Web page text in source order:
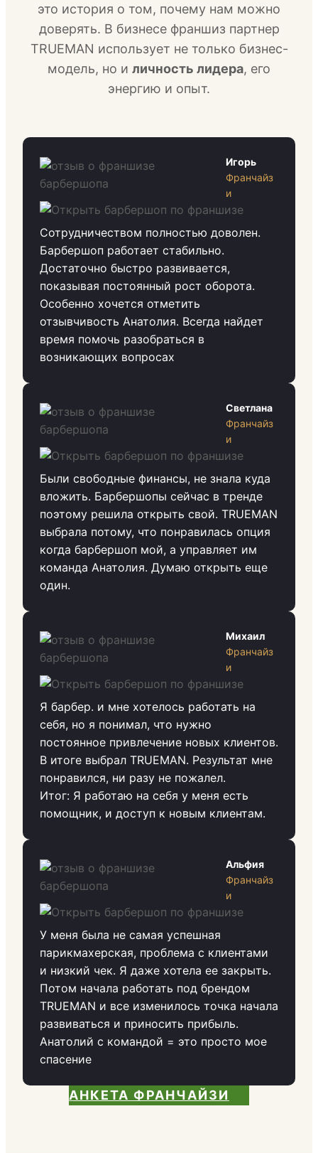
это история о том, почему нам можно
доверять. В бизнесе франшиз партнер
TRUEMAN использует не только бизнес-
модель, но и личность лидера, его
энергию и опыт.
Игорь
Франчайз
и
Сотрудничеством полностью доволен.
Барбершоп работает стабильно.
Достаточно быстро развивается,
показывая постоянный рост оборота.
Особенно хочется отметить
отзывчивость Анатолия. Всегда найдет
время помочь разобраться в
возникающих вопросах
Светлана
Франчайз
и
Были свободные финансы, не знала куда
вложить. Барбершопы сейчас в тренде
поэтому решила открыть свой. TRUEMAN
выбрала потому, что понравилась опция
когда барбершоп мой, а управляет им
команда Анатолия. Думаю открыть еще
один.
Михаил
Франчайз
и
Я барбер. и мне хотелось работать на
себя, но я понимал, что нужно
постоянное привлечение новых клиентов.
В итоге выбрал TRUEMAN. Результат мне
понравился, ни разу не пожалел.
Итог: Я работаю на себя у меня есть
помощник, и доступ к новым клиентам.
Альфия
Франчайз
и
У меня была не самая успешная
парикмахерская, проблема с клиентами
и низкий чек. Я даже хотела ее закрыть.
Потом начала работать под брендом
TRUEMAN и все изменилось точка начала
развиваться и приносить прибыль.
Анатолий с командой = это просто мое
спасение
АНКЕТА ФРАНЧАЙЗИ